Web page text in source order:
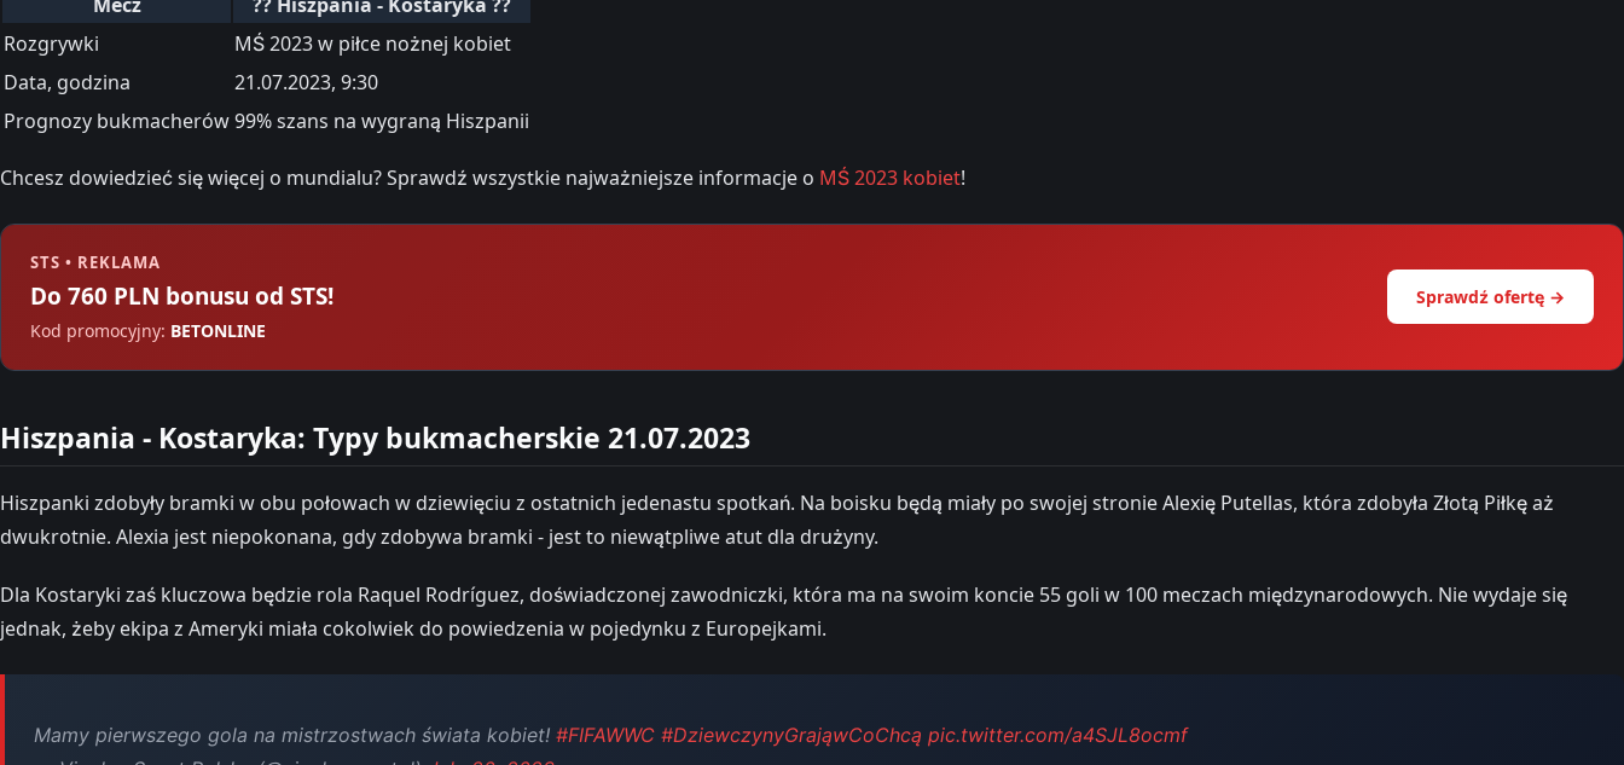
Rozgrywki
MŚ 2023 w piłce nożnej kobiet
Data, godzina
21.07.2023, 9:30
Prognozy bukmacherów99% szans na wygraną Hiszpanii
Chcesz dowiedzieć się więcej o mundialu? Sprawdź wszystkie najważniejsze informacje o MŚ 2023 kobiet!
STS • REKLAMA
Do 760 PLN bonusu od STS!
Kod promocyjny: BETONLINE
Sprawdź ofertę →
Hiszpania - Kostaryka: Typy bukmacherskie 21.07.2023
Hiszpanki zdobyły bramki w obu połowach w dziewięciu z ostatnich jedenastu spotkań. Na boisku będą miały po swojej stronie Alexię Putellas, która zdobyła Złotą Piłkę aż
dwukrotnie. Alexia jest niepokonana, gdy zdobywa bramki - jest to niewątpliwe atut dla drużyny.
Dla Kostaryki zaś kluczowa będzie rola Raquel Rodríguez, doświadczonej zawodniczki, która ma na swoim koncie 55 goli w 100 meczach międzynarodowych. Nie wydaje się
jednak, żeby ekipa z Ameryki miała cokolwiek do powiedzenia w pojedynku z Europejkami.
Mamy pierwszego gola na mistrzostwach świata kobiet! #FIFAWWC #DziewczynyGrająwCoChcą pic.twitter.com/a4SJL8ocmf